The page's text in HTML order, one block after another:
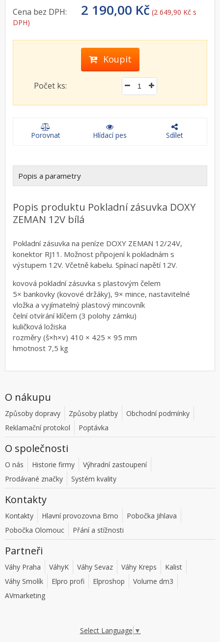
Cena bez DPH: 2 190,00 Kč (2 649,90 Kč s
DPH)
Koupit
Počet ks:
Porovnat Hlídací pes Sdílet
Popis a parametry
Popis produktu Pokladní zásuvka DOXY
ZEMAN 12V bílá
Pokladní zásuvka na peníze DOXY ZEMAN 12/24V,
konektor RJ11. Možnost připojení k pokladnám s
výstupem 12V. Včetně kabelu. Spínací napětí 12V.
kovová pokladní zásuvka s plastovým čelem
5× bankovky (kovové držáky), 9× mince, nastavitelné
vložka a vyjímatelný plastový mincovník
čelní otvírání klíčem (3 polohy zámku)
kuličková ložiska
rozměry (š×h×v) 410 × 425 × 95 mm
hmotnost 7,5 kg
O nákupu
Způsoby dopravy Způsoby platby
Obchodní podmínky
Reklamační protokol
Poptávka
O společnosti
O nás Historie firmy
Výhradní zastoupení
Prodávané značky
Systém kvality
Kontakty
Kontakty Hlavní provozovna Brno
Pobočka Jihlava
Pobočka Olomouc
Přání a stížnosti
Partneři
Váhy Praha VáhyK Váhy Sevaz Váhy Kreps
Kalist
Váhy Smolík
Elpro profi Elproshop
Volume dm3
AVmarketing
Select Language ▼